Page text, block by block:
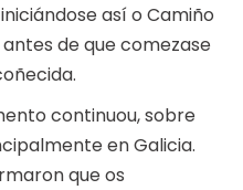
así o Camiño
de que comezase
continuou, sobre
en Galicia.
que os